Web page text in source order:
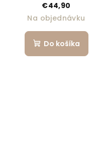
€44,90
Na objednávku
Do košíka